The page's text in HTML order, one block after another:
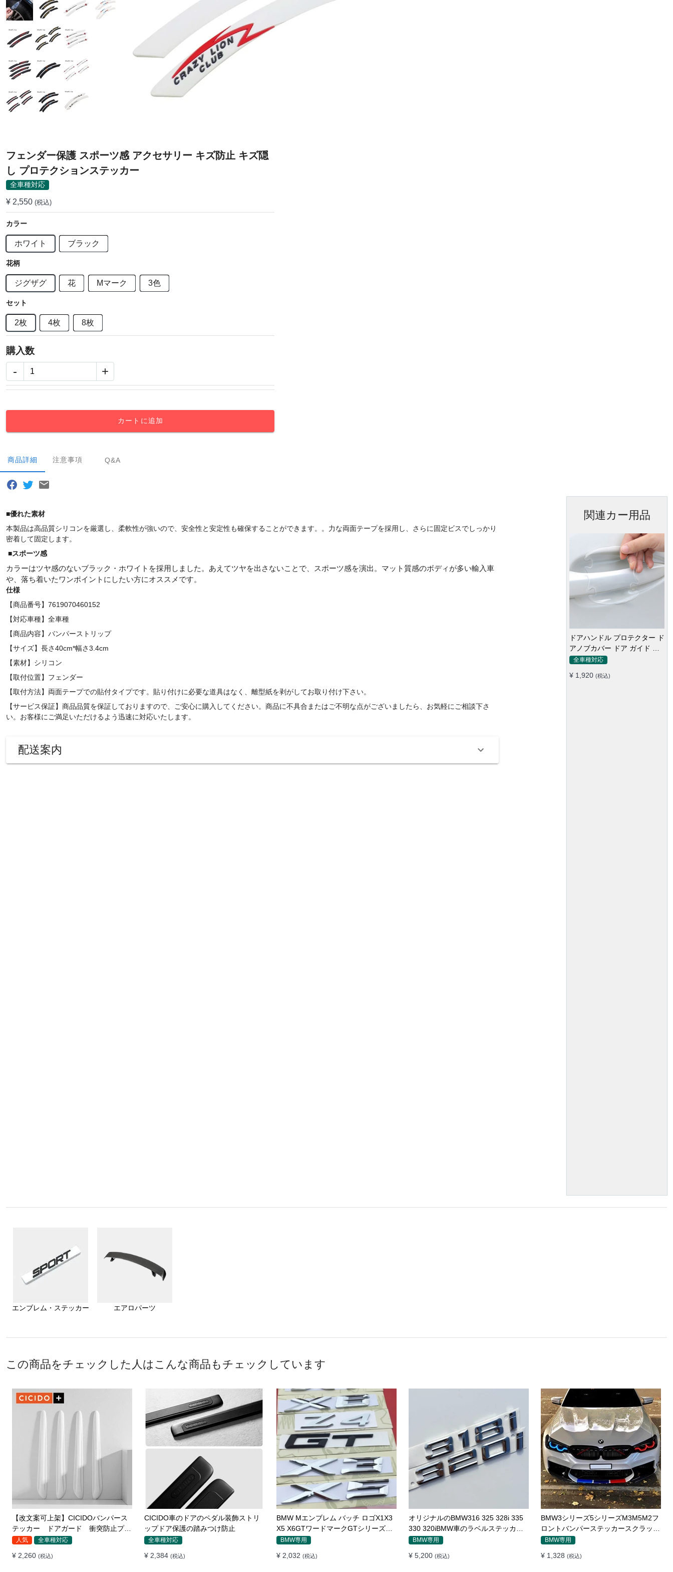
フェンダー保護 スポーツ感 アクセサリー キズ防止 キズ隠
し プロテクションステッカー
全車種対応
¥ 2,550 (税込)
カラー
ホワイト ブラック
花柄
ジグザグ 花 Mマーク 3色
セット
2枚 4枚 8枚
購入数
- +
カートに追加
商品詳細 注意事項 Q&A
■優れた素材
本製品は高品質シリコンを厳選し、 柔軟性が強いので、安全性と安定性も確保することができます。。力な両面テープを採用し、さらに固定ビスでしっかり
密着して固定します。
■スポーツ感
カラーはツヤ感のないブラック・ホワイトを採用しました。あえてツヤを出さないことで、スポーツ感を演出。マット質感のボディが多い輸入車
や、落ち着いたワンポイントにしたい方にオススメです。
仕様
【商品番号】7619070460152
【対応車種】全車種
【商品内容】バンパーストリップ
【サイズ】長さ40cm*幅さ3.4cm
【素材】シリコン
【取付位置】 フェンダー
【取付方法】両面テープでの貼付タイプです。貼り付けに必要な道具はなく、離型紙を剥がしてお取り付け下さい。
【サービス保証】商品品質を保証しておりますので、ご安心に購入してください。商品に不具合またはご不明な点がございましたら、お気軽にご相談下さ
い。お客様にご満足いただけるよう迅速に対応いたします。
配送案内
関連カー用品
ドアハンドル プロテクター ド
アノブカバー ドア ガイド 傷
防止透明シール カバー ステッ
ード 保護 外装 シール
全車種対応
¥ 1,920 (税込)
エンブレム・ステッカー エアロパーツ
この商品をチェックした人はこんな商品もチェックしています
【改文案可上架】CICIDOバンパース
テッカー ドアガード 衝突防止プロ
テクター 耐スクラッチ シリカゲル
人気 全車種対応
¥ 2,260 (税込)
CICIDO車のドアのペダル装飾ストリ
ップドア保護の踏みつけ防止
全車種対応
¥ 2,384 (税込)
BMW Mエンブレム バッチ ロゴX1X3
X5 X6GTワードマークGTシリーズX
シリーズリアラベルBMWリアラベル
BMW専用
¥ 2,032 (税込)
オリジナルのBMW316 325 328i 335
330 320iBMW車のラベルステッカー
エンブレム バッチ ロゴ
BMW専用
¥ 5,200 (税込)
BMW3シリーズ5シリーズM3M5M2フ
ロントバンパーステッカースクラッチ
カバー修正M標準装飾ステッカー
BMW専用
¥ 1,328 (税込)